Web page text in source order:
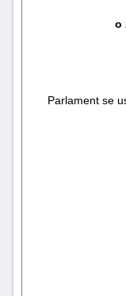
o
Parlament se